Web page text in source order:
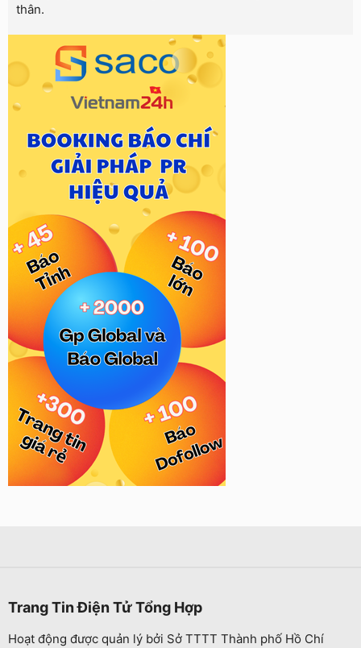
thân.
Trang Tin Điện Tử Tổng Hợp
Hoạt động được quản lý bởi Sở TTTT Thành phố Hồ Chí